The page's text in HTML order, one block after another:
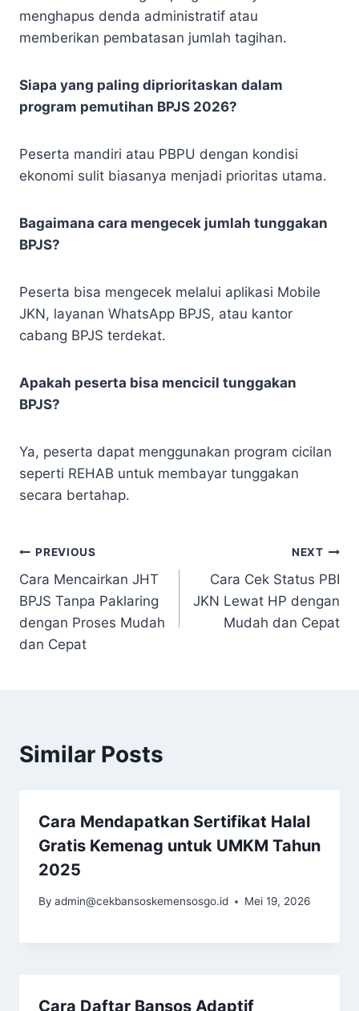
menghapus denda administratif atau
memberikan pembatasan jumlah tagihan.
Siapa yang paling diprioritaskan dalam
program pemutihan BPJS 2026?
Peserta mandiri atau PBPU dengan kondisi
ekonomi sulit biasanya menjadi prioritas utama.
Bagaimana cara mengecek jumlah tunggakan
BPJS?
Peserta bisa mengecek melalui aplikasi Mobile
JKN, layanan WhatsApp BPJS, atau kantor
cabang BPJS terdekat.
Apakah peserta bisa mencicil tunggakan
BPJS?
Ya, peserta dapat menggunakan program cicilan
seperti REHAB untuk membayar tunggakan
secara bertahap.
Navigasi
pos
PREVIOUS
Cara Mencairkan JHT
BPJS Tanpa Paklaring
dengan Proses Mudah
dan Cepat
NEXT
Cara Cek Status PBI
JKN Lewat HP dengan
Mudah dan Cepat
Similar Posts
Cara Mendapatkan Sertifikat Halal
Gratis Kemenag untuk UMKM Tahun
2025
By admin@cekbansoskemensosgo.id Mei 19, 2026
Cara Daftar Bansos Adaptif